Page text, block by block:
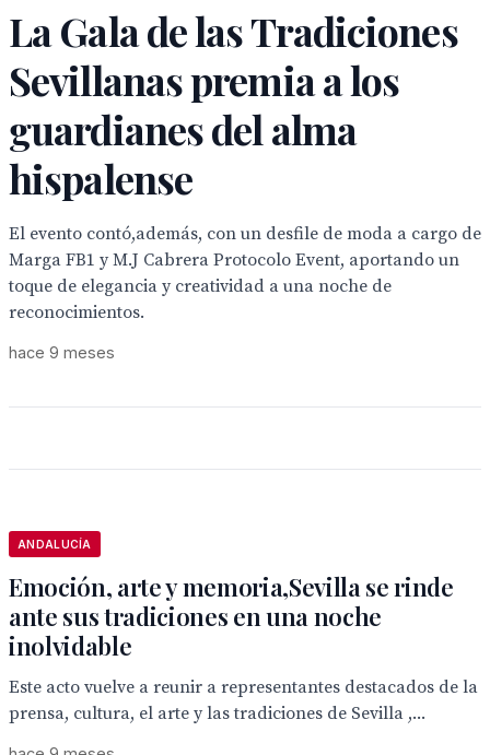
La Gala de las Tradiciones
Sevillanas premia a los
guardianes del alma
hispalense
El evento contó,además, con un desfile de moda a cargo de
Marga FB1 y M.J Cabrera Protocolo Event, aportando un
toque de elegancia y creatividad a una noche de
reconocimientos.
hace 9 meses
ANDALUCÍA
Emoción, arte y memoria,Sevilla se rinde
ante sus tradiciones en una noche
inolvidable
Este acto vuelve a reunir a representantes destacados de la
prensa, cultura, el arte y las tradiciones de Sevilla ,...